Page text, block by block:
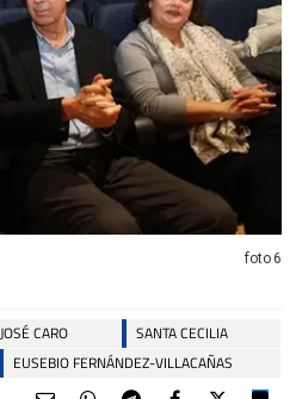
foto 6
JOSÉ CARO
SANTA CECILIA
EUSEBIO FERNÁNDEZ-VILLACAÑAS